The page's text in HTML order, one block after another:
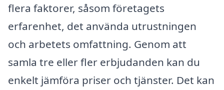
flera faktorer, såsom företagets
erfarenhet, det använda utrustningen
och arbetets omfattning. Genom att
samla tre eller fler erbjudanden kan du
enkelt jämföra priser och tjänster. Det kan